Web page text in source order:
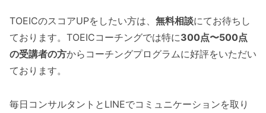
TOEICのスコアUPをしたい方は、 無料相談にてお待ちし
ております。TOEICコーチングでは特に300点〜500点
の受講者の方からコーチングプログラムに好評をいただい
ております。
毎日コンサルタントとLINEでコミュニケーションを取り